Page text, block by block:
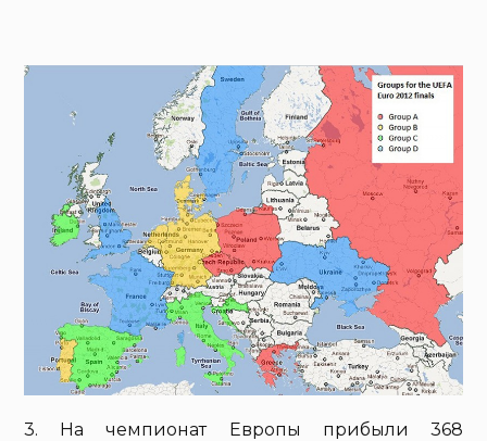
3. На чемпионат Европы прибыли 368